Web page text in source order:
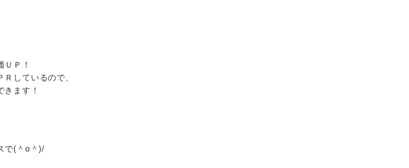
Ｐ！
しているので、
ます！
で(＾o＾)/